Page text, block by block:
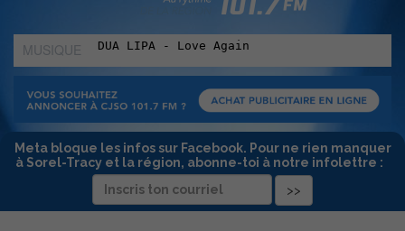
MUSIQUE
:
Meta bloque les infos sur Facebook. Pour ne rien manquer
à Sorel-Tracy et la région, abonne-toi à notre infolettre :